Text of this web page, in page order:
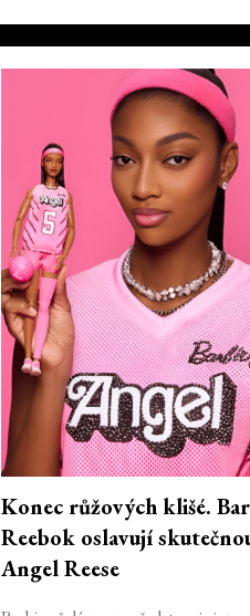
Konec růžových klišé.
Reebok oslavují
Angel Reese